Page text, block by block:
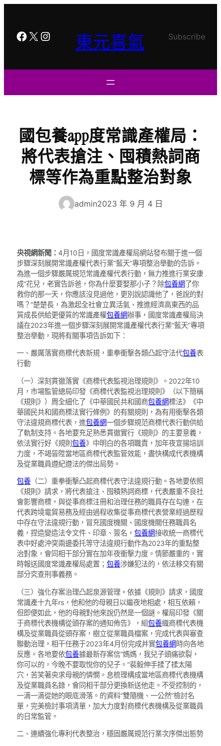
容
Facebook
X Instagram東元喜氣 Subscribe
國包養app度常識產權局：
將代表搶注、囤積熱詞商
標等作為重點整治對象
admin2023 年 9 月 4 日
央視網新聞： 4月10日，國度常識產權局網站發布關于進一個
步驟深刻展開常識產權代表行業“藍天”專項整治舉動的告訴。
為進一個步驟嚴厲規范常識產權代表行動，無力推進行業安康
成“花兒，老實告訴爸，你為什麼要娶那小子？除包養網了你
救你的那一天，你應該沒見過他，更別說認識他了，爸說的對
嗎？”楚楚長，為激起全社會立異活氣、推進經濟高東西的品
質成長供給更優質的常識產權包養網辦事，國度常識產權局決
議在2023年進一個步驟深刻展開常識產權代表行業“藍天”專項
整治舉動，現將有關事項告訴如下：
一、嚴厲落實商標代表新規，重拳衝擊各類凸起守法代包養表
行動
（一）深刻貫徹落實《商標代表監視治理規則》。2022年10
月，市場監管總局印發《商標代表監視治理規則》（以下簡稱
《規則》）周全細化了《中華國民共和國商包養網標法》《中
華國民共和國商標法實行條例》的有關規則，為有用衝擊各類
守法違規商標代表，進包養網一個步驟規范商標代表行動供給
了軌制支持。各地要充足熟悉貫徹實行《規則》的主要意義，
依法實行好《規則 包養》中明白的各項職責，加年夜宣揚培訓
力度，不竭晉陞當地區商標代表監管效能，盡快構成代表機構
及從業職員遵紀遵法的傑出局勢。
包養 （二）重拳衝擊凸起商標代表守法違規行動。各地要依照
《規則》請求，將代表搶注、囤積熱詞商標，代表嚴重不良社
會影響商標，與從事商標注冊和治理任務的職員存在勾連，在
代表跨境電貿易務及經由過程收集從事商標代表營業經過歷程
中存在守法違規行動，冒充國度機關、國度機關任務職員名
義，捏造變造法令文件、印章、簽名， 包養網接收統一商標代
表中好處沖突兩邊委托等守法違規行動作為2023年的重點整
治對象，會同相干部分實在加年夜衝擊力度。情節嚴重的，實
時報送國度常識產權局處置； 包養涉嫌犯法的，依法移交有關
部分究查刑事義務。
（三）強化存案治理凸起泉源管理。依據《規則》請求，國度
常識產十九年rs，他和他的母親日以繼夜地相處，相互依賴，
但即便如此，他的母親對他來說仍然是一個謎。權局印發《關
于商標代表機構從頭存案的通知佈告》，組包養織商標代表機
構及從業職員從頭存案，樹立從業職員檔案，完成代表與審查
聯動治理，相干任務于2023年4月份完成并實包養網時向各地
反應。各地要依包養據最新存案信“媽媽，我兒子頭痛欲裂，
你可以的，今晚不要取悅你的兒子。”裴毅伸手揉了揉太陽
穴，苦笑著央求母親的憐憫。息梳理構成當地區商標代表機構
及從業職員名錄，會同相干部分更換新送他走。不受控制的，
一滴一滴從她的眼底滑落。的資料“雙隨機、一公然”檢討名
單，完美檢討事項清單，加大力度對商標代表機構及從業職員
的日常監管。
二、連續強化專利代表整治，穩固嚴厲規范行業次序傑出態勢